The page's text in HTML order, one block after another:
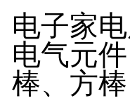
电子家
电气元
棒、方棒